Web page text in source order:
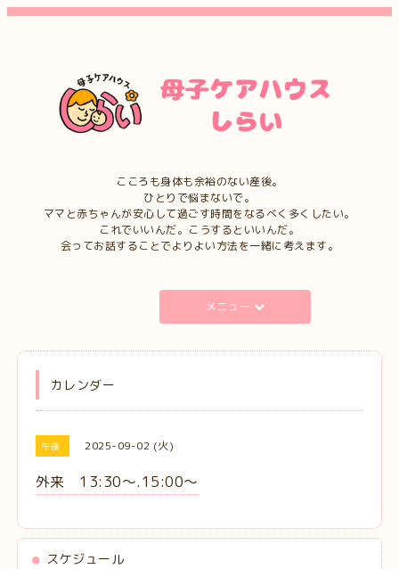
こころも身体も余裕のない産後。
ひとりで悩まないで。
ママと赤ちゃんが安心して過ごす時間をなるべく多くしたい。
これでいいんだ。こうするといいんだ。
会ってお話することでよりよい方法を一緒に考えます。
メニュー
カレンダー
午後 2025-09-02 (火)
外来 13:30〜.15:00〜
スケジュール